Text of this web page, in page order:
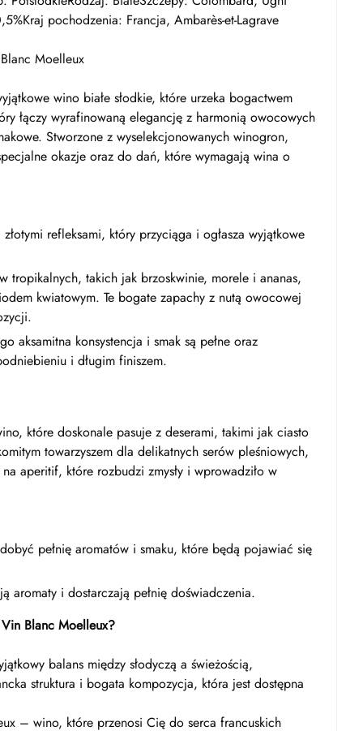
pochodzenia: Francja, Ambarès-et-Lagrave
Moelleux
wino białe słodkie, które urzeka bogactwem
łączy wyrafinowaną elegancję z harmonią owocowych
Stworzone z wyselekcjonowanych winogron,
okazje oraz do dań, które wymagają wina o
refleksami, który przyciąga i ogłasza wyjątkowe
tropikalnych, takich jak brzoskwinie, morele i ananas,
kwiatowym. Te bogate zapachy z nutą owocowej
aksamitna konsystencja i smak są pełne oraz
i długim finiszem.
które doskonale pasuje z deserami, takimi jak ciasto
towarzyszem dla delikatnych serów pleśniowych,
aperitif, które rozbudzi zmysły i wprowadziło w
pełnię aromatów i smaku, które będą pojawiać się
aromaty i dostarczają pełnię doświadczenia.
Blanc Moelleux?
balans między słodyczą a świeżością,
struktura i bogata kompozycja, która jest dostępna
– wino, które przenosi Cię do serca francuskich